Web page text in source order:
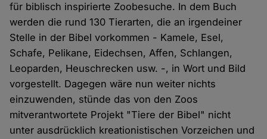
für biblisch inspirierte Zoobesuche. In dem Buch
werden die rund 130 Tierarten, die an irgendeiner
Stelle in der Bibel vorkommen - Kamele, Esel,
Schafe, Pelikane, Eidechsen, Affen, Schlangen,
Leoparden, Heuschrecken usw. -, in Wort und Bild
vorgestellt. Dagegen wäre nun weiter nichts
einzuwenden, stünde das von den Zoos
mitverantwortete Projekt "Tiere der Bibel" nicht
unter ausdrücklich kreationistischen Vorzeichen und